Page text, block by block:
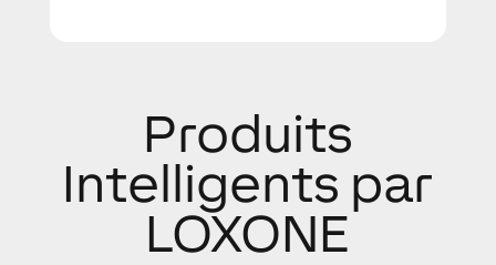
Produits
Intelligents par
LOXONE